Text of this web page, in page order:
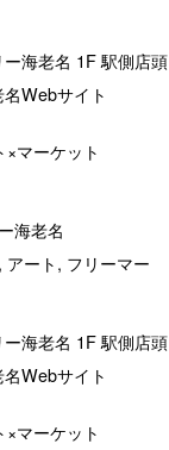
海老名 1F 駅側店頭
Webサイト
マーケット
海老名
, アート, フリーマー
海老名 1F 駅側店頭
Webサイト
マーケット